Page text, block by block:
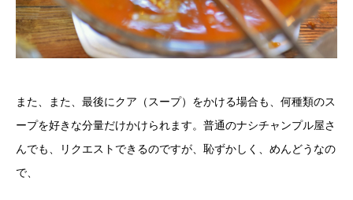
また、また、最後にクア（スープ）をかける場合も、何種類のス
ープを好きな分量だけかけられます。普通のナシチャンプル屋さ
んでも、リクエストできるのですが、恥ずかしく、めんどうなの
で、